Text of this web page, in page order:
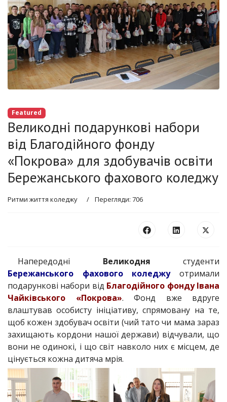
Featured
Великодні подарункові набори
від Благодійного фонду
«Покрова» для здобувачів освіти
Бережанського фахового коледжу
Ритми життя коледжу Перегляди: 706
Напередодні Великодня студенти
Бережанського фахового коледжу
отримали
подарункові набори від Благодійного фонду Івана
Чайківського «Покрова». Фонд вже вдруге
влаштував особисту ініціативу, спрямовану на те,
щоб кожен здобувач освіти (чий тато чи мама зараз
захищають кордони нашої держави) відчували, що
вони не одинокі, і що світ навколо них є місцем, де
цінується кожна дитяча мрія.